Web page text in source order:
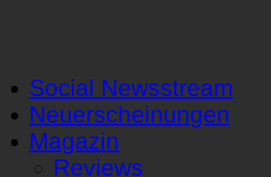
Social Newsstream
Neuerscheinungen
Magazin
Reviews